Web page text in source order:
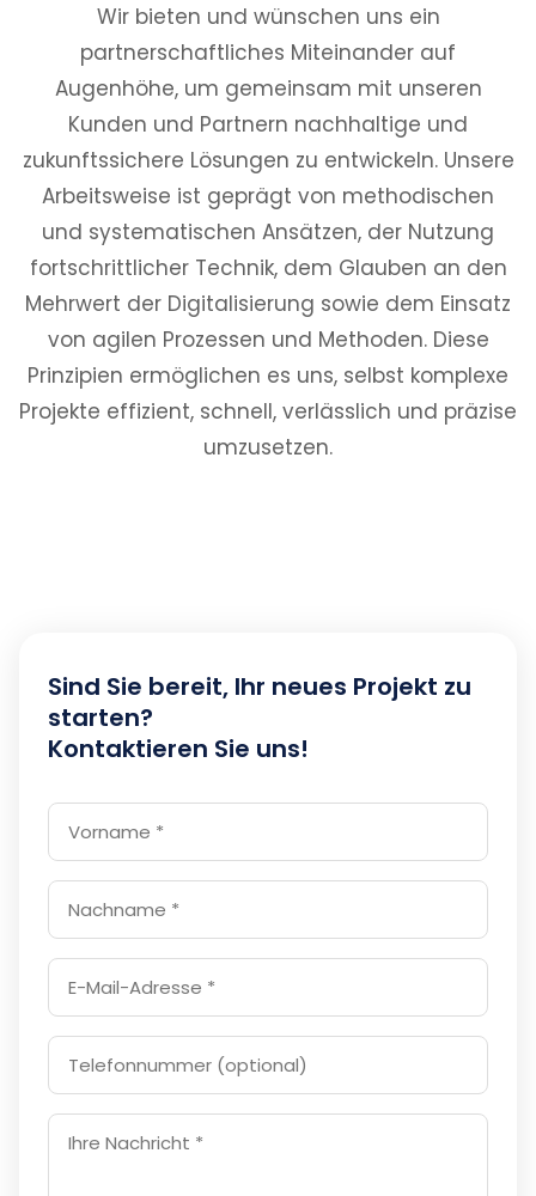
Wir bieten und wünschen uns ein
partnerschaftliches Miteinander auf
Augenhöhe, um gemeinsam mit unseren
Kunden und Partnern nachhaltige und
zukunftssichere Lösungen zu entwickeln. Unsere
Arbeitsweise ist geprägt von methodischen
und systematischen Ansätzen, der Nutzung
fortschrittlicher Technik, dem Glauben an den
Mehrwert der Digitalisierung sowie dem Einsatz
von agilen Prozessen und Methoden. Diese
Prinzipien ermöglichen es uns, selbst komplexe
Projekte effizient, schnell, verlässlich und präzise
umzusetzen.
Sind Sie bereit, Ihr neues Projekt zu
starten?
Kontaktieren Sie uns!